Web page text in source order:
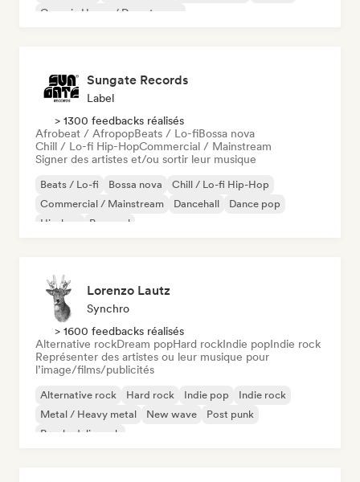
Organic House / Downtempo
Sungate Records
Label
> 1300 feedbacks réalisés
Afrobeat / AfropopBeats / Lo-fiBossa nova
Chill / Lo-fi Hip-HopCommercial / Mainstream
Signer des artistes et/ou sortir leur musique
Beats / Lo-fi Bossa nova
Chill / Lo-fi Hip-Hop
Commercial / Mainstream
Dancehall
Dance pop
Hip-hop
Pop soul
Lorenzo Lautz
Synchro
> 1600 feedbacks réalisés
Alternative rockDream popHard rockIndie popIndie rock
Représenter des artistes ou leur musique pour
l’image/films/publicités
Alternative rock Hard rock Indie pop
Indie rock
Metal / Heavy metal
New wave
Post punk
Psychedelic rock